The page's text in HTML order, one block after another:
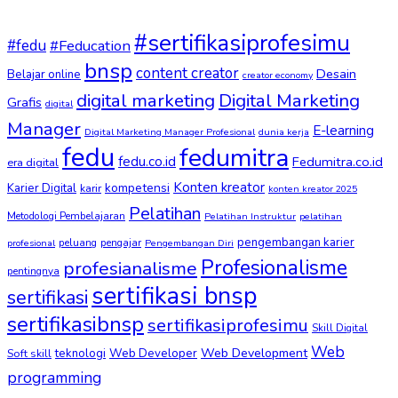
#fedu#Feducation#sertifikasiprofesimu
Belajar online bnsp content creator creator economy Desain
Grafis digital digital marketing Digital Marketing
Manager Digital Marketing Manager Profesional dunia kerja E-learning
era digital fedu fedu.co.id fedumitra Fedumitra.co.id
Karier Digital karir kompetensi Konten kreator konten kreator 2025
Metodologi Pembelajaran Pelatihan Pelatihan Instruktur pelatihan
profesional peluang pengajar Pengembangan Diri pengembangan karier
pentingnya profesianalisme Profesionalisme
sertifikasi sertifikasi bnsp
sertifikasibnsp sertifikasiprofesimu Skill Digital
Soft skill teknologi Web Developer Web Development Web
programming